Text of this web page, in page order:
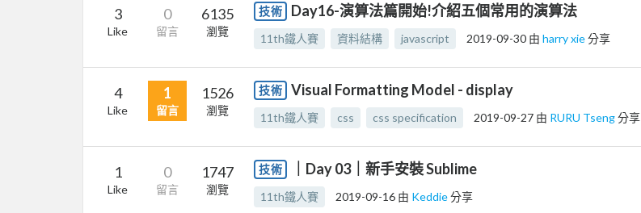
3
Like
0
留言
6135
瀏覽
技術 Day16-演算法篇開始!介紹五個常用的演算法
11th鐵人賽 資料結構 javascript 2019-09-30 由 harry xie分享
4
Like
1
留言
1526
瀏覽
技術 Visual Formatting Model - display
11th鐵人賽 css css specification 2019-09-27 由 RURU Tseng分享
1
Like
0
留言
1747
瀏覽
技術 ｜Day 03｜新手安裝 Sublime
11th鐵人賽 2019-09-16 由 Keddie分享